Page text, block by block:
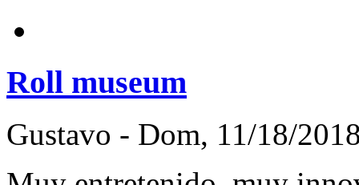
Roll museum
Gustavo - Dom, 11/18/